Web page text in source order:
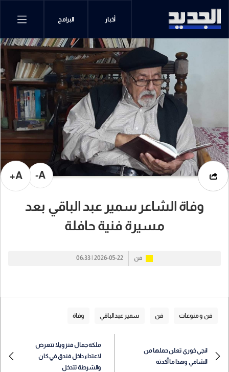
أخبار البرامج
A-
A+
وفاة الشاعر سمير عبد الباقي بعد
مسيرة فنية حافلة
فن 2026-05-22 | 06:33
فن و منوعات فن سمير عبد الباقي وفاة
انجي خوري تعلن حملها من
الشامي وهذا ما أكدته
ملكة جمال فنزويلا تتعرض
لاعتداء داخل فندق في كان
والشرطة تتدخل